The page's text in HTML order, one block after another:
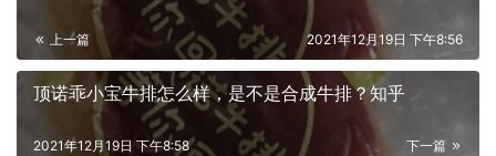
上一篇 2021年12月19日 下午8:56
顶诺乖小宝牛排怎么样，是不是合成牛排？知乎
下一篇
2021年12月19日 下午8:58